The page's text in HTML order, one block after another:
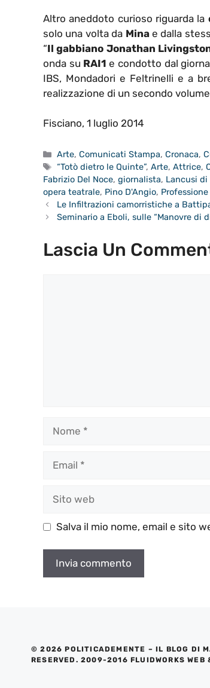
Altro aneddoto curioso riguarda la
solo una volta da Minae dalla
“Il gabbiano Jonathan
onda su RAI1 e condotto dal
IBS, Mondadori e Feltrinelli e a
realizzazione di un secondo
Fisciano, 1 luglio 2014
Categorie
Arte,Comunicati Stampa,Cronaca,
Tag
“Totò dietro le Quinte”,Arte,Attrice,
Fabrizio Del Noce, giornalista, Lancusi di
opera teatrale, Pino D'Angio,
Le Infiltrazioni camorristiche a
Seminario a Eboli, sulle “Manovre di
Lascia Un
web
Salva il mio nome, email e sito
© 2026 POLITICADEMENTE – IL BLOG DI
RESERVED. 2009-2016 FLUIDWORKS WEB